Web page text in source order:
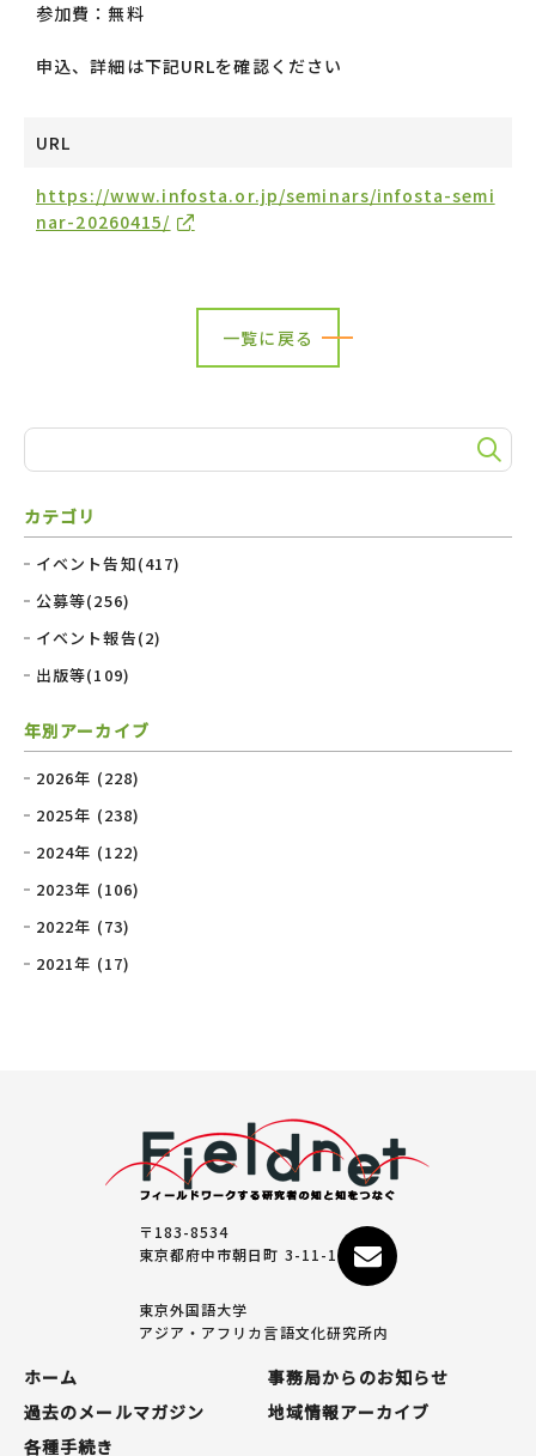
参加費：無料
申込、詳細は下記URLを確認ください
URL
https://www.infosta.or.jp/seminars/infosta-semi
nar-20260415/
一覧に戻る
カテゴリ
イベント告知(417)
公募等(256)
イベント報告(2)
出版等(109)
年別アーカイブ
2026年 (228)
2025年 (238)
2024年 (122)
2023年 (106)
2022年 (73)
2021年 (17)
〒183-8534
東京都府中市朝日町 3-11-1
東京外国語大学
アジア・アフリカ言語文化研究所内
ホーム
事務局からのお知らせ
過去のメールマガジン
地域情報アーカイブ
各種手続き